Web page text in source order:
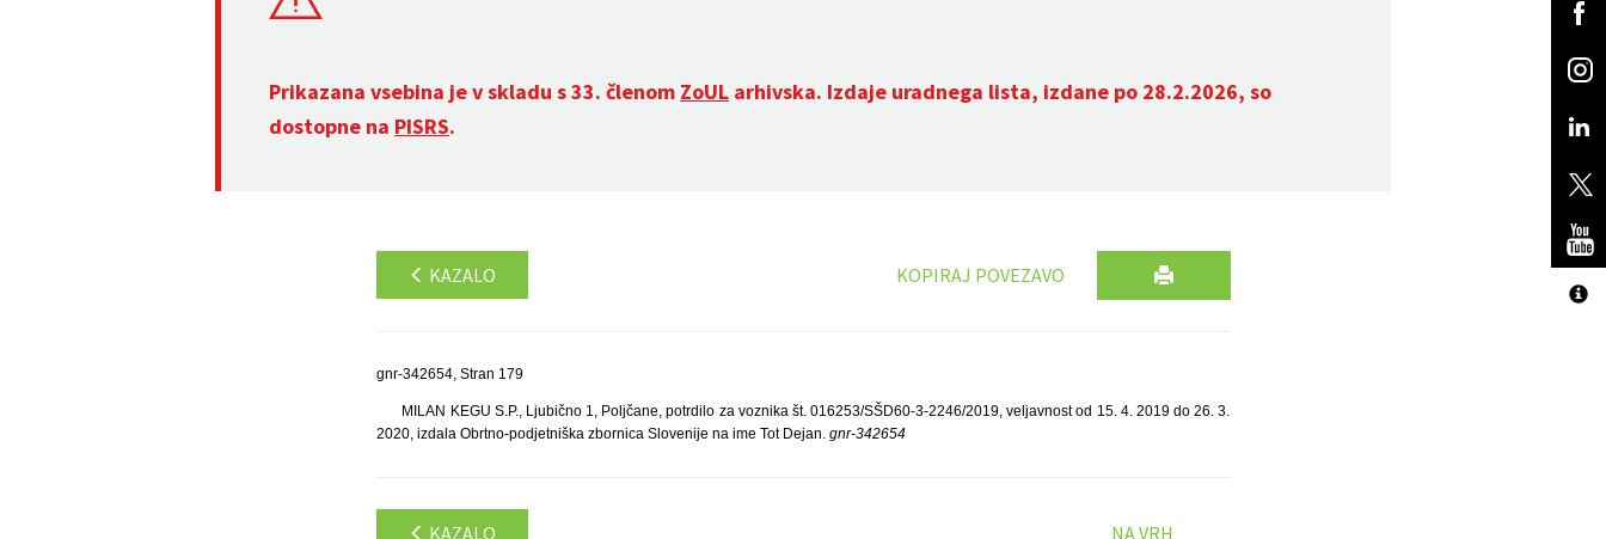
Prikazana vsebina je v skladu s 33. členom ZoUL arhivska. Izdaje uradnega lista, izdane po 28.2.2026, so
dostopne na PISRS.
KAZALO KOPIRAJ POVEZAVO
gnr-342654, Stran 179
MILAN KEGU S.P., Ljubično 1, Poljčane, potrdilo za voznika št. 016253/SŠD60-3-2246/2019, veljavnost od 15. 4. 2019 do 26. 3.
2020, izdala Obrtno-podjetniška zbornica Slovenije na ime Tot Dejan. gnr-342654
KAZALO NA VRH